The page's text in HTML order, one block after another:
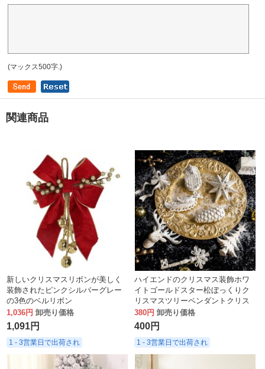
(マックス500字.)
関連商品
新しいクリスマスリボンが美しく
装飾されたピンクシルバーグレー
の3色のベルリボン
1,036円 卸売り価格
1,091円
1 - 3営業日で出荷され
ハイエンドのクリスマス装飾ホワ
イトゴールドスター松ぼっくりク
リスマスツリーペンダントクリス
マスボールペンダント
380円 卸売り価格
400円
1 - 3営業日で出荷され